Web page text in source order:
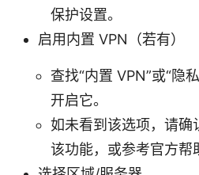
保护设置。
启用内置 VPN（若有）
查找“内置 VPN”或“隐
开启它。
如未看到该选项，请确
该功能，或参考官方帮